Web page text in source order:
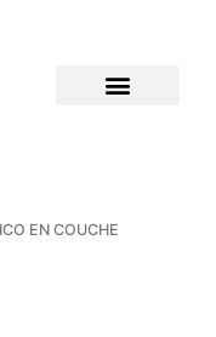
EN COUCHE